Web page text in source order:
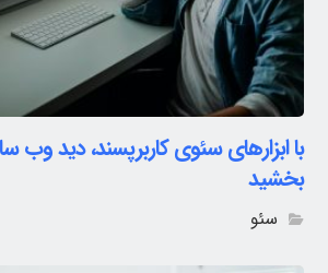
با ابزارهای سئوی کاربرپسند، دید وب
بخشید
سئو